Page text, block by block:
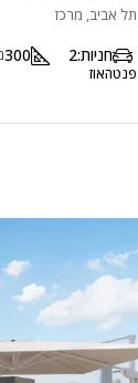
תל אביב, מרכז
חניות:2
300
פנטהאוז